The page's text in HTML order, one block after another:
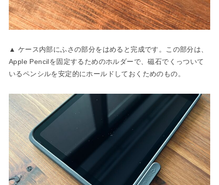
▲ ケース内部にふさの部分をはめると完成です。この部分は、
Apple Pencilを固定するためのホルダーで、磁石でくっついて
いるペンシルを安定的にホールドしておくためのもの。